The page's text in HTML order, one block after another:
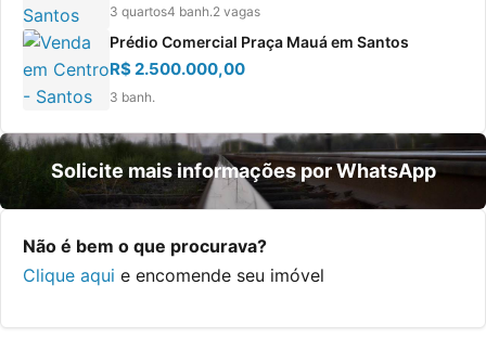
3 quartos4 banh.2 vagas
Prédio Comercial Praça Mauá em Santos
R$ 2.500.000,00
3 banh.
Solicite mais informações por WhatsApp
Não é bem o que procurava?
Clique aqui e encomende seu imóvel